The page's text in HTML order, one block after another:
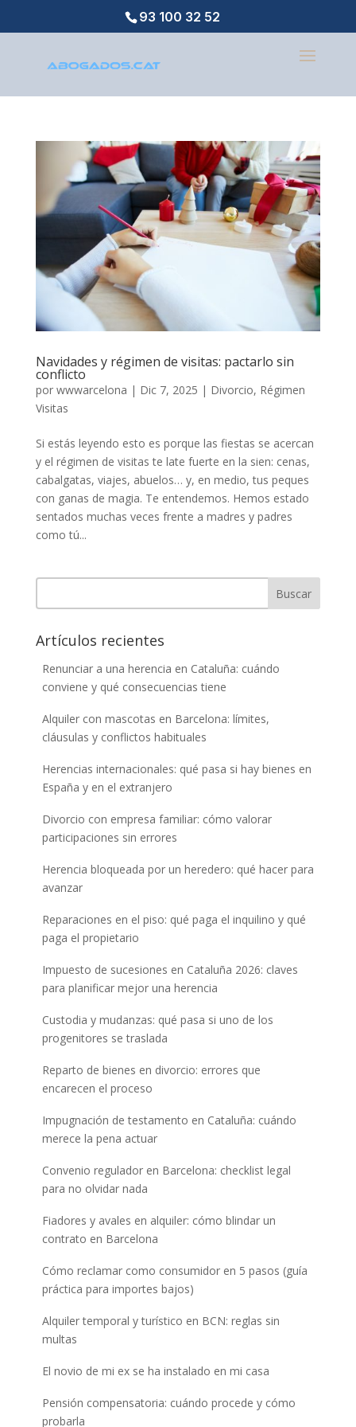
93 100 32 52
Navidades y régimen de visitas: pactarlo sin
conflicto
por wwwarcelona | Dic 7, 2025 | Divorcio, Régimen
Visitas
Si estás leyendo esto es porque las fiestas se acercan
y el régimen de visitas te late fuerte en la sien: cenas,
cabalgatas, viajes, abuelos… y, en medio, tus peques
con ganas de magia. Te entendemos. Hemos estado
sentados muchas veces frente a madres y padres
como tú...
Buscar
Artículos recientes
Renunciar a una herencia en Cataluña: cuándo
conviene y qué consecuencias tiene
Alquiler con mascotas en Barcelona: límites,
cláusulas y conflictos habituales
Herencias internacionales: qué pasa si hay bienes en
España y en el extranjero
Divorcio con empresa familiar: cómo valorar
participaciones sin errores
Herencia bloqueada por un heredero: qué hacer para
avanzar
Reparaciones en el piso: qué paga el inquilino y qué
paga el propietario
Impuesto de sucesiones en Cataluña 2026: claves
para planificar mejor una herencia
Custodia y mudanzas: qué pasa si uno de los
progenitores se traslada
Reparto de bienes en divorcio: errores que
encarecen el proceso
Impugnación de testamento en Cataluña: cuándo
merece la pena actuar
Convenio regulador en Barcelona: checklist legal
para no olvidar nada
Fiadores y avales en alquiler: cómo blindar un
contrato en Barcelona
Cómo reclamar como consumidor en 5 pasos (guía
práctica para importes bajos)
Alquiler temporal y turístico en BCN: reglas sin
multas
El novio de mi ex se ha instalado en mi casa
Pensión compensatoria: cuándo procede y cómo
probarla